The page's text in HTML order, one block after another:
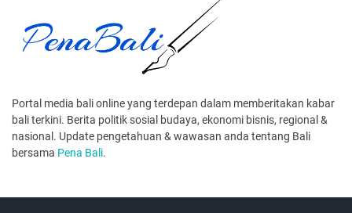
Portal media bali online yang terdepan dalam memberitakan kabar
bali terkini. Berita politik sosial budaya, ekonomi bisnis, regional &
nasional. Update pengetahuan & wawasan anda tentang Bali
bersama Pena Bali.